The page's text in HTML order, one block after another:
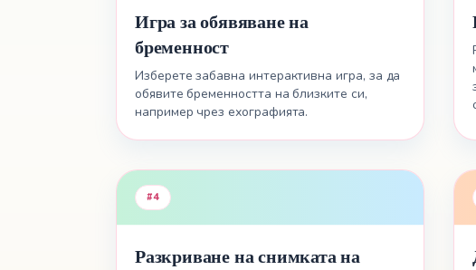
Игра за обявяване на
бременност
Изберете забавна интерактивна игра, за да
обявите бременността на близките си,
например чрез ехографията.
#4
Разкриване на снимката на